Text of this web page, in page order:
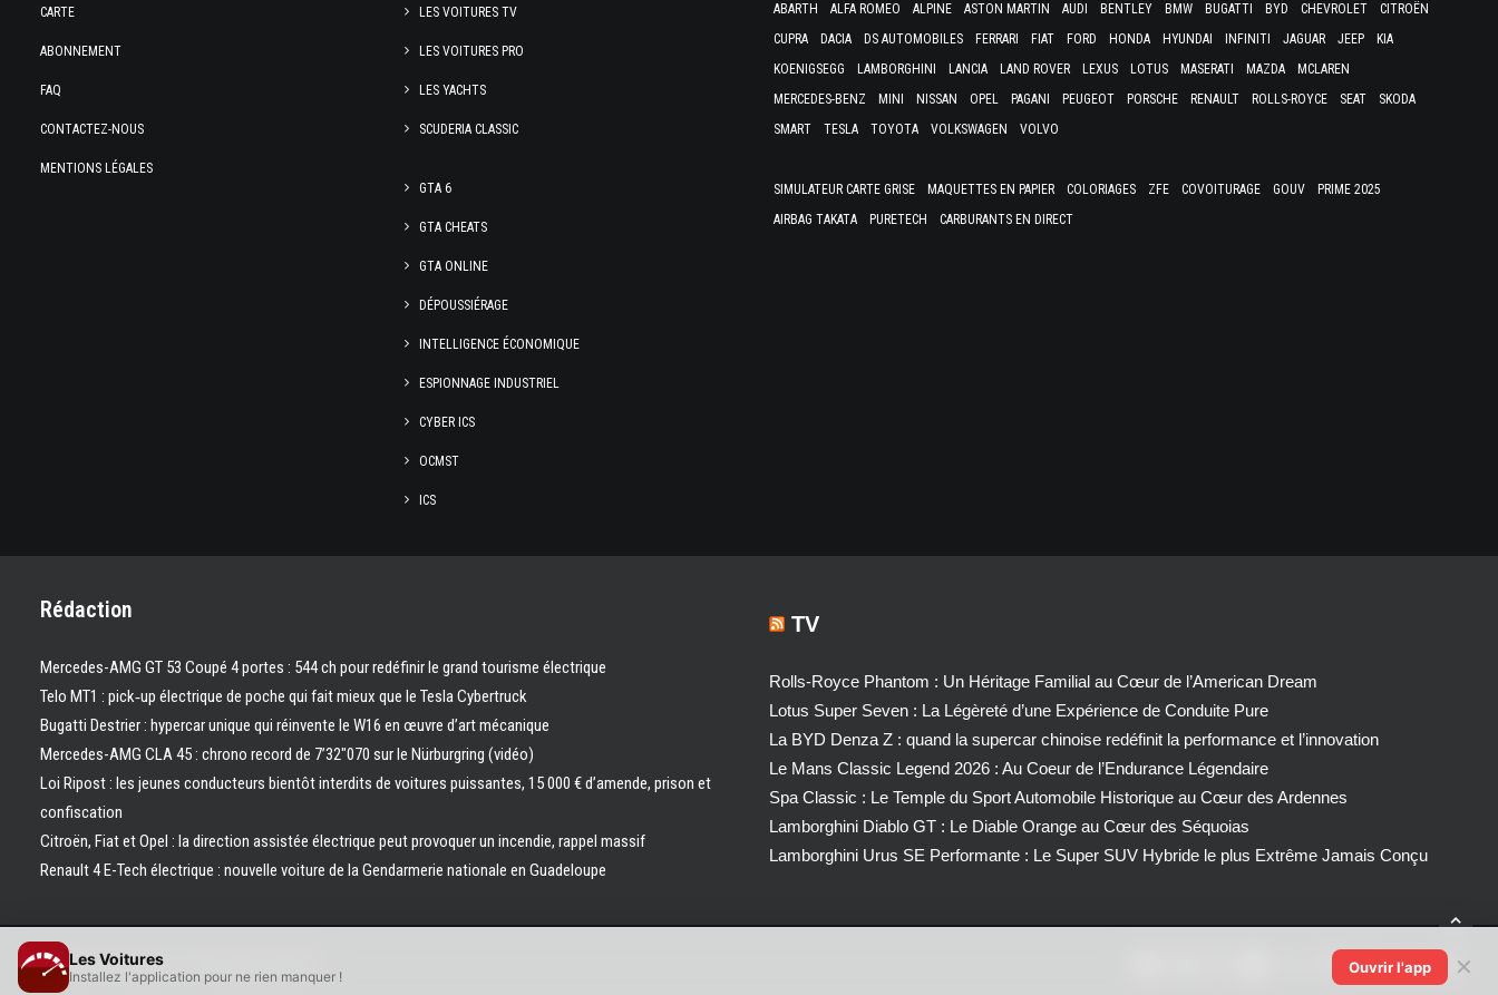
CARTE
ABONNEMENT
FAQ
CONTACTEZ-NOUS
MENTIONS LÉGALES
LES VOITURES TV
LES VOITURES PRO
LES YACHTS
SCUDERIA CLASSIC
GTA 6
GTA CHEATS
GTA ONLINE
DÉPOUSSIÉRAGE
INTELLIGENCE ÉCONOMIQUE
ESPIONNAGE INDUSTRIEL
CYBER ICS
OCMST
ICS
ABARTH ALFA ROMEO ALPINE ASTON MARTIN AUDI BENTLEY BMW BUGATTI BYD CHEVROLET
CITROËN
CUPRA
DACIA DS AUTOMOBILES FERRARI FIAT FORD HONDA HYUNDAI INFINITI JAGUAR JEEP
KIA
KOENIGSEGG
LAMBORGHINI LANCIA LAND ROVER LEXUS LOTUS MASERATI MAZDA
MCLAREN
MERCEDES-BENZ
MINI NISSAN OPEL PAGANI PEUGEOT PORSCHE RENAULT ROLLS-ROYCE SEAT
SKODA
SMART
TESLA TOYOTA VOLKSWAGEN VOLVO
SIMULATEUR CARTE GRISE MAQUETTES EN PAPIER COLORIAGES ZFE COVOITURAGE GOUV
PRIME 2025
AIRBAG TAKATA
PURETECH CARBURANTS EN DIRECT
Rédaction
Mercedes-AMG GT 53 Coupé 4 portes : 544 ch pour redéfinir le grand tourisme électrique
Telo MT1 : pick‑up électrique de poche qui fait mieux que le Tesla Cybertruck
Bugatti Destrier : hypercar unique qui réinvente le W16 en œuvre d’art mécanique
Mercedes-AMG CLA 45 : chrono record de 7’32″070 sur le Nürburgring (vidéo)
Loi Ripost : les jeunes conducteurs bientôt interdits de voitures puissantes, 15 000 € d’amende, prison et
confiscation
Citroën, Fiat et Opel : la direction assistée électrique peut provoquer un incendie, rappel massif
Renault 4 E-Tech électrique : nouvelle voiture de la Gendarmerie nationale en Guadeloupe
TV
Rolls-Royce Phantom : Un Héritage Familial au Cœur de l’American Dream
Lotus Super Seven : La Légèreté d’une Expérience de Conduite Pure
La BYD Denza Z : quand la supercar chinoise redéfinit la performance et l’innovation
Le Mans Classic Legend 2026 : Au Coeur de l’Endurance Légendaire
Spa Classic : Le Temple du Sport Automobile Historique au Cœur des Ardennes
Lamborghini Diablo GT : Le Diable Orange au Cœur des Séquoias
Lamborghini Urus SE Performante : Le Super SUV Hybride le plus Extrême Jamais Conçu
© 2026 Les Voitures. | Tous droits réservés.
Les Voitures
Installez l'application pour ne rien manquer !
Ouvrir l'app ✕